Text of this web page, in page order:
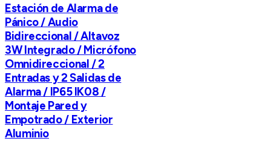
Estación de Alarma de
Pánico / Audio
Bidireccional / Altavoz
3W Integrado / Micrófono
Omnidireccional / 2
Entradas y 2 Salidas de
Alarma / IP65 IK08 /
Montaje Pared y
Empotrado / Exterior
Aluminio